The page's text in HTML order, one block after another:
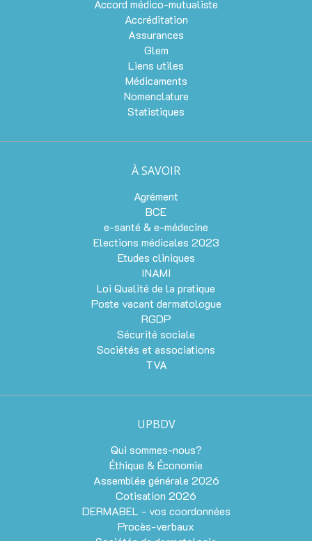
Accord médico-mutualiste
Accréditation
Assurances
Glem
Liens utiles
Médicaments
Nomenclature
Statistiques
À SAVOIR
Agrément
BCE
e-santé & e-médecine
Elections médicales 2023
Etudes cliniques
INAMI
Loi Qualité de la pratique
Poste vacant dermatologue
RGDP
Sécurité sociale
Sociétés et associations
TVA
UPBDV
Qui sommes-nous?
Éthique & Économie
Assemblée générale 2026
Cotisation 2026
DERMABEL - vos coordonnées
Procès-verbaux